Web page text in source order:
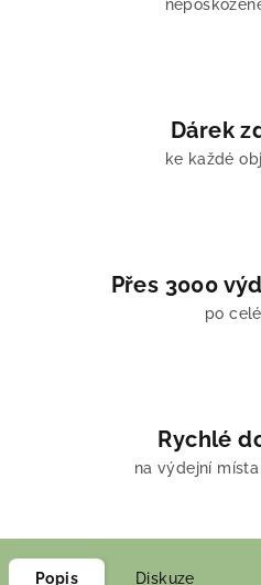
Dárek
ke každé
Přes 3000
po
Rychlé
na výdejní
Popis Diskuze